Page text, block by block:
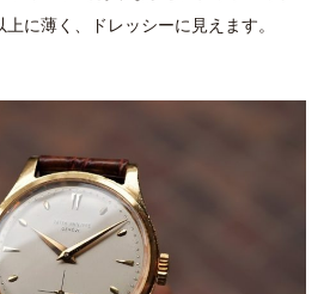
に薄く、ドレッシーに見えます。